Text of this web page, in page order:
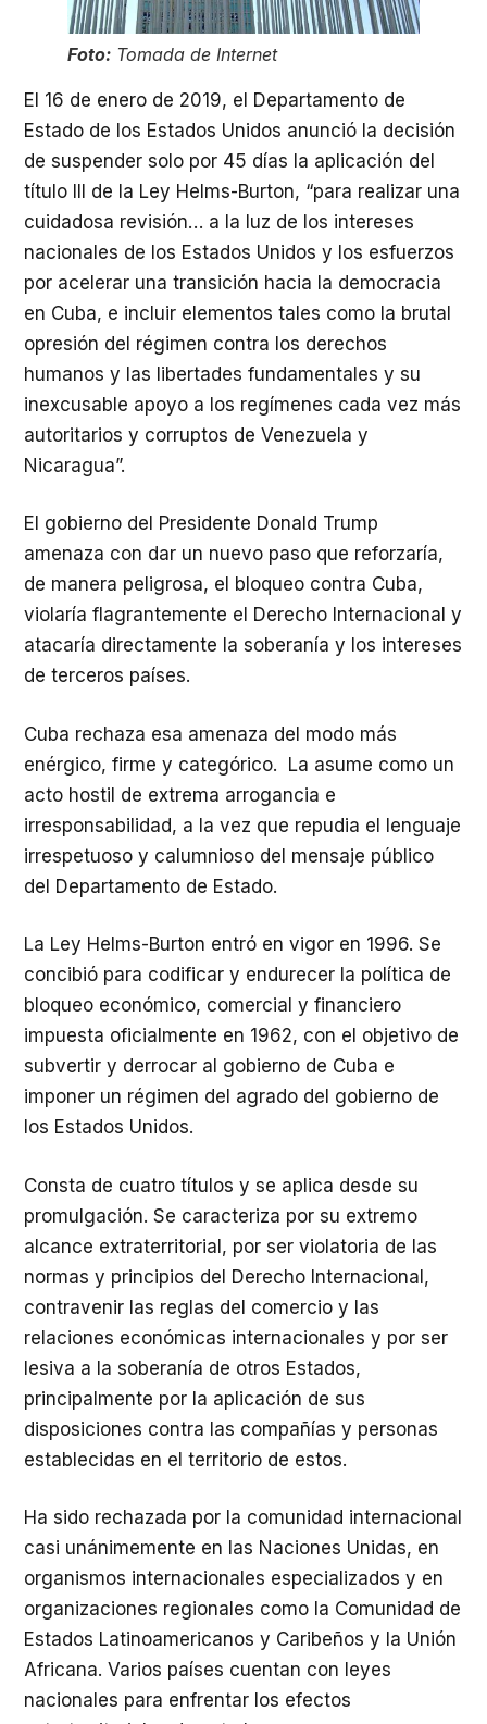
Foto: Tomada de Internet
El 16 de enero de 2019, el Departamento de
Estado de los Estados Unidos anunció la decisión
de suspender solo por 45 días la aplicación del
título III de la Ley Helms-Burton, “para realizar una
cuidadosa revisión… a la luz de los intereses
nacionales de los Estados Unidos y los esfuerzos
por acelerar una transición hacia la democracia
en Cuba, e incluir elementos tales como la brutal
opresión del régimen contra los derechos
humanos y las libertades fundamentales y su
inexcusable apoyo a los regímenes cada vez más
autoritarios y corruptos de Venezuela y
Nicaragua”.
El gobierno del Presidente Donald Trump
amenaza con dar un nuevo paso que reforzaría,
de manera peligrosa, el bloqueo contra Cuba,
violaría flagrantemente el Derecho Internacional y
atacaría directamente la soberanía y los intereses
de terceros países.
Cuba rechaza esa amenaza del modo más
enérgico, firme y categórico. La asume como un
acto hostil de extrema arrogancia e
irresponsabilidad, a la vez que repudia el lenguaje
irrespetuoso y calumnioso del mensaje público
del Departamento de Estado.
La Ley Helms-Burton entró en vigor en 1996. Se
concibió para codificar y endurecer la política de
bloqueo económico, comercial y financiero
impuesta oficialmente en 1962, con el objetivo de
subvertir y derrocar al gobierno de Cuba e
imponer un régimen del agrado del gobierno de
los Estados Unidos.
Consta de cuatro títulos y se aplica desde su
promulgación. Se caracteriza por su extremo
alcance extraterritorial, por ser violatoria de las
normas y principios del Derecho Internacional,
contravenir las reglas del comercio y las
relaciones económicas internacionales y por ser
lesiva a la soberanía de otros Estados,
principalmente por la aplicación de sus
disposiciones contra las compañías y personas
establecidas en el territorio de estos.
Ha sido rechazada por la comunidad internacional
casi unánimemente en las Naciones Unidas, en
organismos internacionales especializados y en
organizaciones regionales como la Comunidad de
Estados Latinoamericanos y Caribeños y la Unión
Africana. Varios países cuentan con leyes
nacionales para enfrentar los efectos